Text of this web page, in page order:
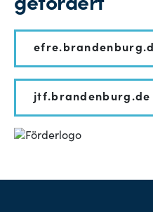
gefördert
jtf.brandenburg.de